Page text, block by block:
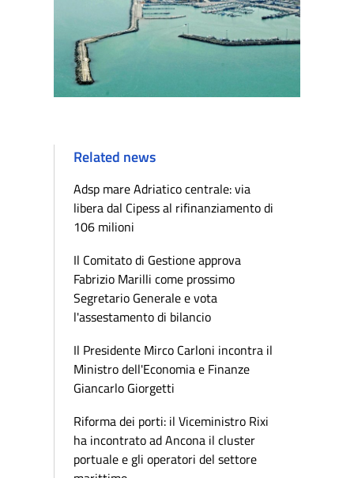
Related news
Adsp mare Adriatico centrale: via
libera dal Cipess al rifinanziamento di
106 milioni
Il Comitato di Gestione approva
Fabrizio Marilli come prossimo
Segretario Generale e vota
l'assestamento di bilancio
Il Presidente Mirco Carloni incontra il
Ministro dell'Economia e Finanze
Giancarlo Giorgetti
Riforma dei porti: il Viceministro Rixi
ha incontrato ad Ancona il cluster
portuale e gli operatori del settore